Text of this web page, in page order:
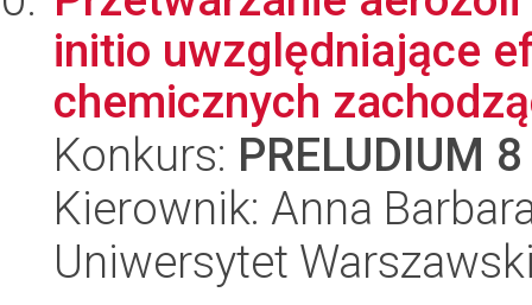
initio uwzględniające
chemicznych
Konkurs: PRELUDIUM 8
Kierownik: Anna
Uniwersytet